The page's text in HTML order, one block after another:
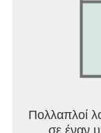
Πολλαπλοί
σε έναν